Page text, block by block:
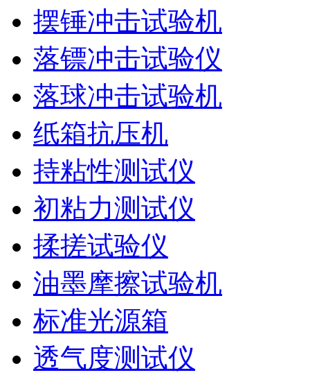
摆锤冲击试验机
落镖冲击试验仪
落球冲击试验机
纸箱抗压机
持粘性测试仪
初粘力测试仪
揉搓试验仪
油墨摩擦试验机
标准光源箱
透气度测试仪